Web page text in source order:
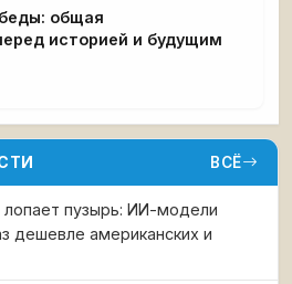
общая
историей и будущим
ВСЁ
лопает пузырь: ИИ-модели
дешевле американских и